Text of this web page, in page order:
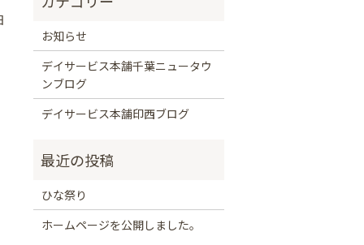
お知らせ
デイサービス本舗千葉ニュータウ
ンブログ
デイサービス本舗印西ブログ
ひな祭り
ホームページを公開しました。